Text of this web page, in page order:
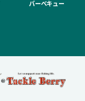
バーベキュー